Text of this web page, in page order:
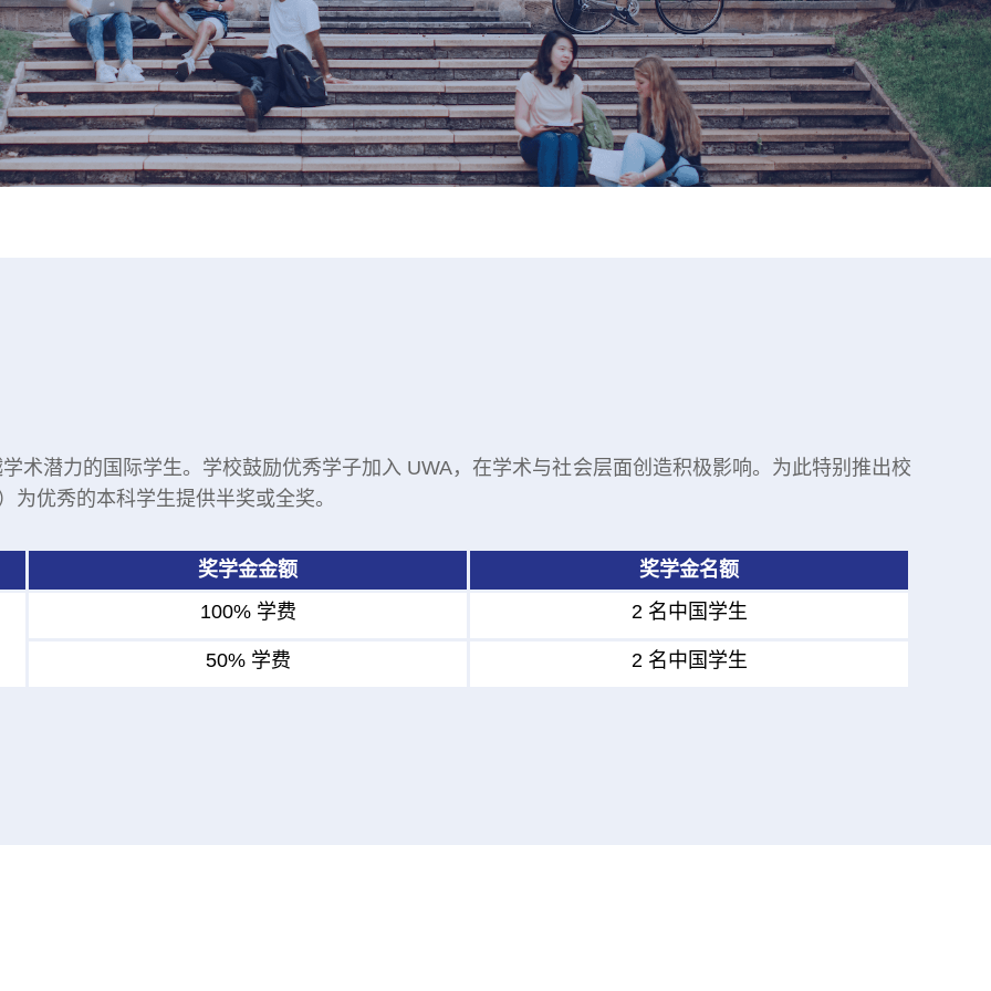
术潜力的国际学生。学校鼓励优秀学子加入 UWA，在学术与社会层面创造积极影响。为此特别推出校
为优秀的本科学生提供半奖或全奖。
奖学金金额 奖学金名额
100% 学费 2 名中国学生
50% 学费 2 名中国学生